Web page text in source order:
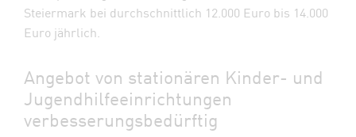
Steiermark bei durchschnittlich 12.000 Euro bis 14.000
Euro jährlich.
Angebot von stationären Kinder- und
Jugendhilfeeinrichtungen
verbesserungsbedürftig